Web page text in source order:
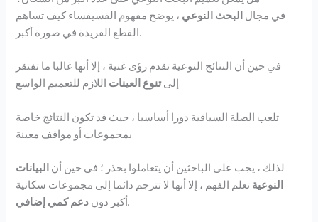
في مجال البحث النوعي ، يوضح مفهوم الفسيفساء كيف تساهم
القطع الفريدة في صورة أكبر.
في حين أن النتائج النوعية تقدم رؤى غنية ، إلا أنها غالبا ما تفتقر
إلىتنوع العينات اللازم للتعميم الواسع.
تلعب الصلة السياقية دورا أساسيا ، حيث قد تكون النتائج خاصة
بمجموعات أو مواقف معينة.
لذلك ، يجب على الباحثين أن يتعاملوا بحذر ؛ في حين أن البيانات
النوعية تعلم الفهم ، إلا أنها لا تترجم دائما إلى مجموعات سكانية
أكبر دون دعم كمي إضافي .